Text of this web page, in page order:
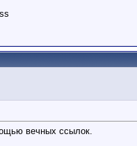
вечных ссылок.